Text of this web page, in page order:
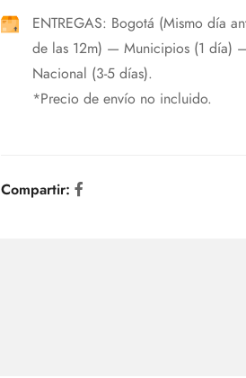
ENTREGAS: Bogotá (Mismo día
de las 12m) — Municipios (1 día)
Nacional (3-5 días).
*Precio de envío no incluido.
Compartir: